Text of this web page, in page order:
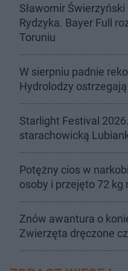
Sławomir
Rydzyka. Bayer Full
Toruniu
W sierpniu padnie
Hydrolodzy ostrzegają
Starlight Festival
starachowicką
Potężny cios w
osoby i przejęto 72 kg
Znów awantura o
Zwierzęta dręczone